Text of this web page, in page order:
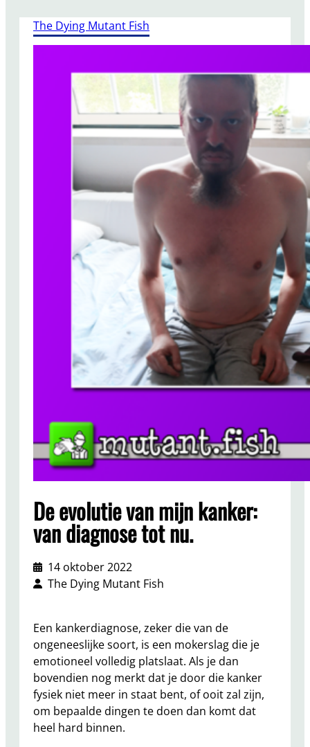
The Dying Mutant Fish
De evolutie van mijn kanker:
van diagnose tot nu.
14 oktober 2022
The Dying Mutant Fish
Een kankerdiagnose, zeker die van de
ongeneeslijke soort, is een mokerslag die je
emotioneel volledig platslaat. Als je dan
bovendien nog merkt dat je door die kanker
fysiek niet meer in staat bent, of ooit zal zijn,
om bepaalde dingen te doen dan komt dat
heel hard binnen.